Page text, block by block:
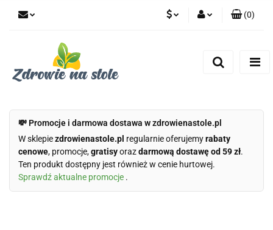
(0)
💸 Promocje i darmowa dostawa w zdrowienastole.pl
W sklepiezdrowienastole.pl regularnie oferujemyrabaty
cenowe, promocje,gratisyorazdarmową dostawę od 59 zł.
Ten produkt dostępny jest również w cenie hurtowej.
Sprawdź aktualne promocje .